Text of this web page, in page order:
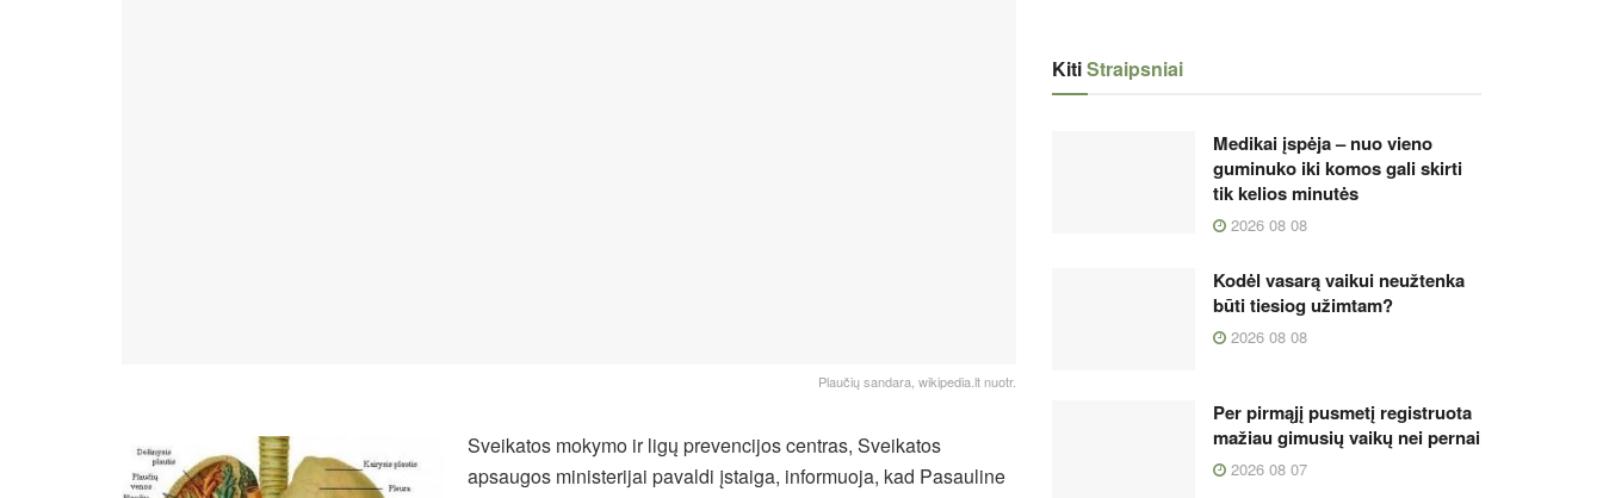
Plaučių sandara, wikipedia.lt nuotr.
Sveikatos mokymo ir ligų prevencijos centras, Sveikatos
apsaugos ministerijai pavaldi įstaiga, informuoja, kad Pasauline
KitiStraipsniai
Medikai įspėja – nuo vieno
guminuko iki komos gali skirti
tik kelios minutės
2026 08 08
Kodėl vasarą vaikui neužtenka
būti tiesiog užimtam?
2026 08 08
Per pirmąjį pusmetį registruota
mažiau gimusių vaikų nei pernai
2026 08 07